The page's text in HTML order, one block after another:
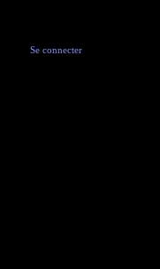
Se connecter